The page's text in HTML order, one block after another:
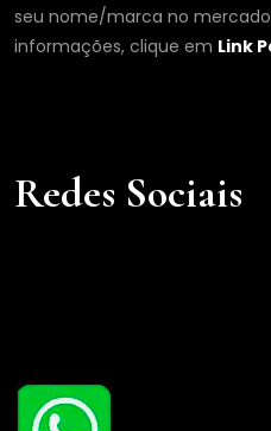
seu nome/marca no
informações, clique em Link
Redes Sociais